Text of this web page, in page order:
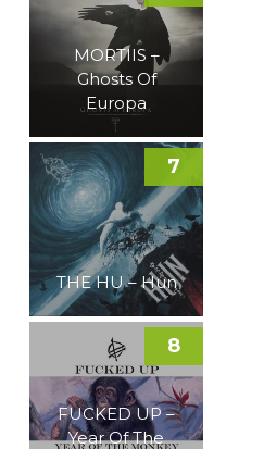
MORTIIS –
Ghosts Of
Europa
THE HU – Hun
7
FUCKED UP –
Year Of The
8